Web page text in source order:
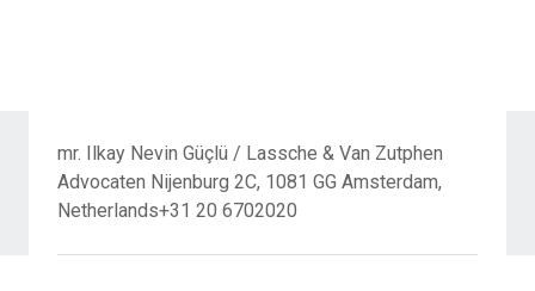
mr. Ilkay Nevin Güçlü / Lassche & Van Zutphen
Advocaten Nijenburg 2C, 1081 GG Amsterdam,
Netherlands+31 20 6702020